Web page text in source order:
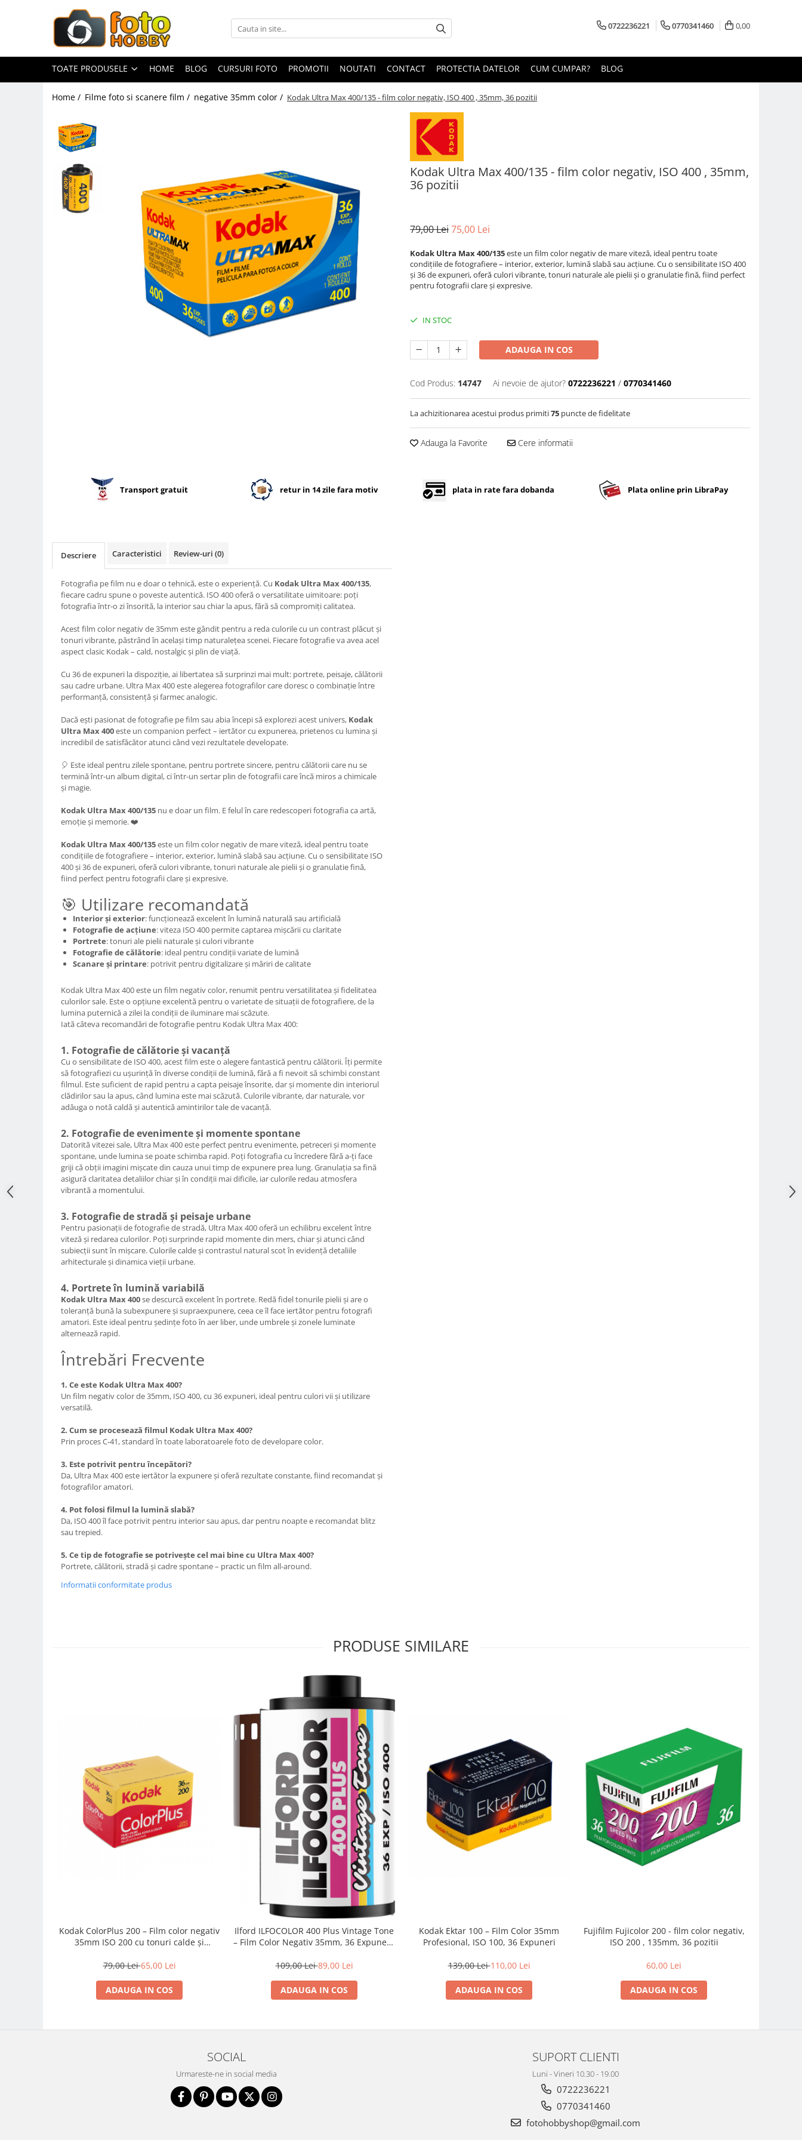
Toate Produsele
Aparate Foto
Aparate Foto Mirrorless
Aparate Foto DSLR
Aparate foto instant
Aparate foto pe film
Obiective foto si accesorii
Obiective Mirorless
Huse si tocuri protectie obiective
Curatare si intretinere
Compatibil Sony
Blitz-uri circulare (Macro)
Comander TTL
Cabluri si Patine Sincron
Protectie patina apa, ploaie
Bounce-uri, Softbox-uri
Ring-Flash Adaptor
Bracket-uri si suporti
Huse protectie filtre gel
Accesorii Aparate Digitale
Carduri memorie, Cititoare
Carduri memorie
Cititoare carduri
Huse protectie card memorie
LCD protectie
Recordere audio digitale
Acumulatori si baterii
Acumulatori Foto
Incarcatoare acumulatori Foto-
Huse protectie acumulatori foto
Tablete grafice
Adaptoare pentru convertoare sau
Carcase de tip Cage, pentru
integrare in sisteme video
Curatare Senzor
Microfoane / Reportofoane
Nivela patina
Accesorii diverse
Genti, Rucsacuri, Troller foto
Genti Holster TopLoader
Genti, Troller Video
Rucsacuri Foto
Tocuri si huse protectie aparate
Curele Aparat - Umar
Genti Laptop si iPad
Hand Strap / Grip
Accesorii genti si trollere
Solid-State Drive (SSD)
Video / Camere si accesorii
Huse Protectie / Ploaie camere
Accesorii diverse pt camere video
Camere Video Cinematice
Trepied / Monopied Carbon
Monopiede foto/video
Cap trepied si monopied
0722236221 0770341460 0,00
TOATE PRODUSELE HOME BLOG CURSURI FOTO PROMOTII NOUTATI CONTACT PROTECTIA DATELOR CUM CUMPAR? BLOG
Home / Filme foto si scanere film / negative 35mm color / Kodak Ultra Max 400/135 - film color negativ, ISO 400 , 35mm, 36 pozitii
Kodak Ultra Max 400/135 - film color negativ, ISO 400 , 35mm,
36 pozitii
79,00 Lei75,00 Lei
Kodak Ultra Max 400/135este un film color negativ de mare viteză, ideal pentru toate
condițiile de fotografiere – interior, exterior, lumină slabă sau acțiune. Cu o sensibilitate ISO 400
și 36 de expuneri, oferă culori vibrante, tonuri naturale ale pielii și o granulatie fină, fiind perfect
pentru fotografii clare și expresive.
IN STOC
ADAUGA IN COS
Cod Produs: 14747 Ai nevoie de ajutor? 0722236221 / 0770341460
La achizitionarea acestui produs primiti75 puncte de fidelitate
Adauga la Favorite Cere informatii
Transport gratuit retur in 14 zile fara motiv plata in rate fara dobanda Plata online prin LibraPay
Descriere Caracteristici Review-uri (0)
Fotografia pe film nu e doar o tehnică, este o experiență. Cu Kodak Ultra Max 400/135,
fiecare cadru spune o poveste autentică. ISO 400 oferă o versatilitate uimitoare: poți
fotografia într-o zi însorită, la interior sau chiar la apus, fără să compromiți calitatea.
Acest film color negativ de 35mm este gândit pentru a reda culorile cu un contrast plăcut și
tonuri vibrante, păstrând în același timp naturalețea scenei. Fiecare fotografie va avea acel
aspect clasic Kodak – cald, nostalgic și plin de viață.
Cu 36 de expuneri la dispoziție, ai libertatea să surprinzi mai mult: portrete, peisaje, călătorii
sau cadre urbane. Ultra Max 400 este alegerea fotografilor care doresc o combinație între
performanță, consistență și farmec analogic.
Dacă ești pasionat de fotografie pe film sau abia începi să explorezi acest univers, Kodak
Ultra Max 400este un companion perfect – iertător cu expunerea, prietenos cu lumina și
incredibil de satisfăcător atunci când vezi rezultatele developate.
🎈 Este ideal pentru zilele spontane, pentru portrete sincere, pentru călătorii care nu se
termină într-un album digital, ci într-un sertar plin de fotografii care încă miros a chimicale
și magie.
Kodak Ultra Max 400/135 nu e doar un film. E felul în care redescoperi fotografia ca artă,
emoție și memorie. ❤️
Kodak Ultra Max 400/135este un film color negativ de mare viteză, ideal pentru toate
condițiile de fotografiere – interior, exterior, lumină slabă sau acțiune. Cu o sensibilitate ISO
400 și 36 de expuneri, oferă culori vibrante, tonuri naturale ale pielii și o granulatie fină,
fiind perfect pentru fotografii clare și expresive.
🎯 Utilizare recomandată
Interior și exterior: funcționează excelent în lumină naturală sau artificială
Fotografie de acțiune: viteza ISO 400 permite captarea mișcării cu claritate
Portrete: tonuri ale pielii naturale și culori vibrante
Fotografie de călătorie: ideal pentru condiții variate de lumină
Scanare și printare: potrivit pentru digitalizare și măriri de calitate
Kodak Ultra Max 400 este un film negativ color, renumit pentru versatilitatea și fidelitatea
culorilor sale. Este o opțiune excelentă pentru o varietate de situații de fotografiere, de la
lumina puternică a zilei la condiții de iluminare mai scăzute.
Iată câteva recomandări de fotografie pentru Kodak Ultra Max 400:
1. Fotografie de călătorie și vacanță
Cu o sensibilitate de ISO 400, acest film este o alegere fantastică pentru călătorii. Îți permite
să fotografiezi cu ușurință în diverse condiții de lumină, fără a fi nevoit să schimbi constant
filmul. Este suficient de rapid pentru a capta peisaje însorite, dar și momente din interiorul
clădirilor sau la apus, când lumina este mai scăzută. Culorile vibrante, dar naturale, vor
adăuga o notă caldă și autentică amintirilor tale de vacanță.
2. Fotografie de evenimente și momente spontane
Datorită vitezei sale, Ultra Max 400 este perfect pentru evenimente, petreceri și momente
spontane, unde lumina se poate schimba rapid. Poți fotografia cu încredere fără a-ți face
griji că obții imagini mișcate din cauza unui timp de expunere prea lung. Granulația sa fină
asigură claritatea detaliilor chiar și în condiții mai dificile, iar culorile redau atmosfera
vibrantă a momentului.
3. Fotografie de stradă și peisaje urbane
Pentru pasionații de fotografie de stradă, Ultra Max 400 oferă un echilibru excelent între
viteză și redarea culorilor. Poți surprinde rapid momente din mers, chiar și atunci când
subiecții sunt în mișcare. Culorile calde și contrastul natural scot în evidență detaliile
arhitecturale și dinamica vieții urbane.
4. Portrete în lumină variabilă
Kodak Ultra Max 400se descurcă excelent în portrete. Redă fidel tonurile pielii și are o
toleranță bună la subexpunere și supraexpunere, ceea ce îl face iertător pentru fotografi
amatori. Este ideal pentru ședințe foto în aer liber, unde umbrele și zonele luminate
alternează rapid.
Întrebări Frecvente
1. Ce este Kodak Ultra Max 400?
Un film negativ color de 35mm, ISO 400, cu 36 expuneri, ideal pentru culori vii și utilizare
versatilă.
2. Cum se procesează filmul Kodak Ultra Max 400?
Prin proces C-41, standard în toate laboratoarele foto de developare color.
3. Este potrivit pentru începători?
Da, Ultra Max 400 este iertător la expunere și oferă rezultate constante, fiind recomandat și
fotografilor amatori.
4. Pot folosi filmul la lumină slabă?
Da, ISO 400 îl face potrivit pentru interior sau apus, dar pentru noapte e recomandat blitz
sau trepied.
5. Ce tip de fotografie se potrivește cel mai bine cu Ultra Max 400?
Portrete, călătorii, stradă și cadre spontane – practic un film all-around.
Informatii conformitate produs
PRODUSE SIMILARE
Kodak ColorPlus 200 – Film color negativ
35mm ISO 200 cu tonuri calde și
zi
79,00 Lei65,00 Lei
ADAUGA IN COS
Ilford ILFOCOLOR 400 Plus Vintage Tone
– Film Color Negativ 35mm, 36 Expuneri,
Estetică Retro, Granulație Medie
109,00 Lei89,00 Lei
ADAUGA IN COS
Kodak Ektar 100 – Film Color 35mm
Profesional, ISO 100, 36 Expuneri
139,00 Lei110,00 Lei
ADAUGA IN COS
Fujifilm Fujicolor 200 - film color negativ,
ISO 200 , 135mm, 36 pozitii
60,00 Lei
ADAUGA IN COS
SOCIAL
Urmareste-ne in social media
SUPORT CLIENTI
Luni - Vineri 10.30 - 19.00
0722236221
0770341460
fotohobbyshop@gmail.com